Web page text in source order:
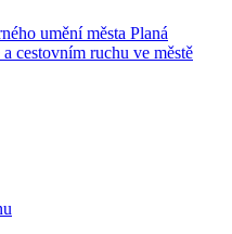
umění města Planá
cestovním ruchu ve městě